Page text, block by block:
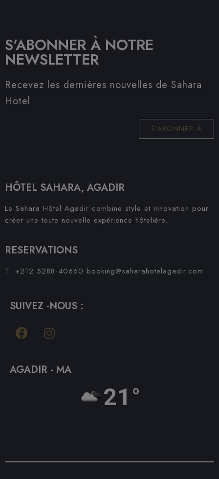
S'ABONNER À NOTRE
NEWSLETTER
Recevez les dernières nouvelles de Sahara
Hotel
S'ABONNER À
HÔTEL SAHARA, AGADIR
Le Sahara Hôtel Agadir combine style et innovation pour
créer une toute nouvelle expérience hôtelière.
RESERVATIONS
T: +212 5288-40660 booking@saharahotelagadir.com
SUIVEZ -NOUS :
AGADIR - MA
21°